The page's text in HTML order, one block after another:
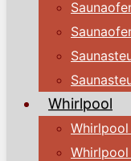
Whirlpool